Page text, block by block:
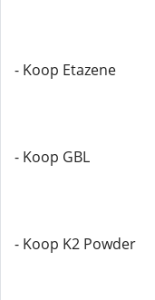
- Koop Etazene
- Koop GBL
- Koop K2 Powder